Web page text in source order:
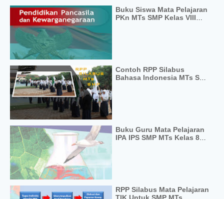
Buku Siswa Mata Pelajaran
PKn MTs SMP Kelas VIII
Contoh RPP Silabus
Bahasa Indonesia MTs SMP
Buku Guru Mata Pelajaran
IPA IPS SMP MTs Kelas 8
RPP Silabus Mata Pelajaran